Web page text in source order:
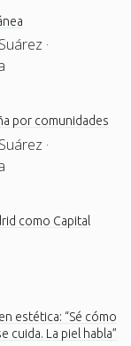
·
por comunidades
·
como Capital
estética: “Sé cómo
cuida. La piel habla”